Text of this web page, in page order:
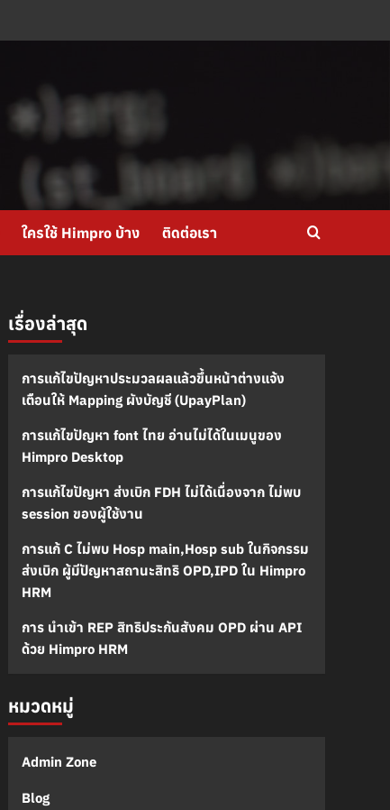
ใครใช้ Himpro บ้าง ติดต่อเรา
เรื่องล่าสุด
การแก้ไขปัญหาประมวลผลแล้วขึ้นหน้าต่างแจ้ง
เตือนให้ Mapping ผังบัญชี (UpayPlan)
การแก้ไขปัญหา font ไทย อ่านไม่ได้ในเมนูของ
Himpro Desktop
การแก้ไขปัญหา ส่งเบิก FDH ไม่ได้เนื่องจาก ไม่พบ
session ของผู้ใช้งาน
การแก้ C ไม่พบ Hosp main,Hosp sub ในกิจกรรม
ส่งเบิก ผู้มีปัญหาสถานะสิทธิ OPD,IPD ใน Himpro
HRM
การ นำเข้า REP สิทธิประกันสังคม OPD ผ่าน API
ด้วย Himpro HRM
หมวดหมู่
Admin Zone
Blog